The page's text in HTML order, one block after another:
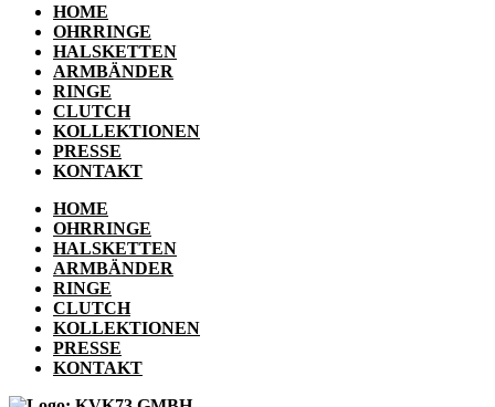
HOME
OHRRINGE
HALSKETTEN
ARMBÄNDER
RINGE
CLUTCH
KOLLEKTIONEN
PRESSE
KONTAKT
HOME
OHRRINGE
HALSKETTEN
ARMBÄNDER
RINGE
CLUTCH
KOLLEKTIONEN
PRESSE
KONTAKT